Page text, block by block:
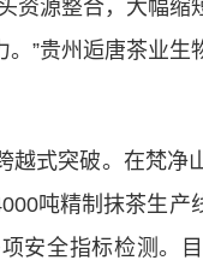
源整合，大幅缩
”贵州逅唐茶业
式突破。在梵净
吨精制抹茶生产
安全指标检测。